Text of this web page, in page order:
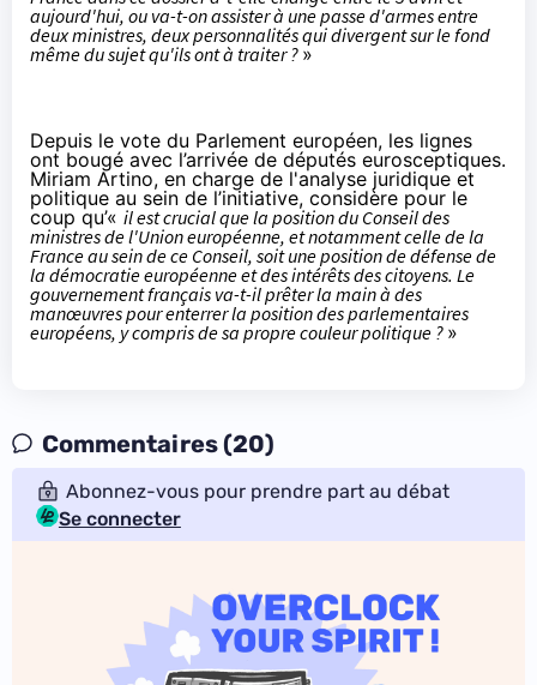
aujourd'hui, ou va-t-on assister à une passe d'armes entre
deux ministres, deux personnalités qui divergent sur le fond
même du sujet qu'ils ont à traiter ? »
Depuis le vote du Parlement européen, les lignes
ont bougé avec l’arrivée de députés eurosceptiques.
Miriam Artino, en charge de l'analyse juridique et
politique au sein de l’initiative, considère pour le
coup qu’« il est crucial que la position du Conseil des
ministres de l'Union européenne, et notamment celle de la
France au sein de ce Conseil, soit une position de défense de
la démocratie européenne et des intérêts des citoyens. Le
gouvernement français va-t-il prêter la main à des
manœuvres pour enterrer la position des parlementaires
européens, y compris de sa propre couleur politique ? »
Commentaires (20)
Abonnez-vous pour prendre part au débat
Se connecter